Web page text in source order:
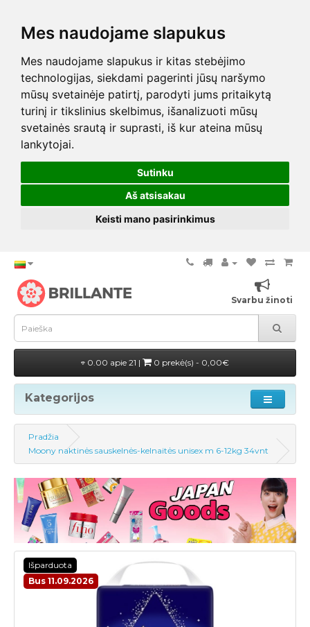
Mes naudojame slapukus
Mes naudojame slapukus ir kitas stebėjimo
technologijas, siekdami pagerinti jūsų naršymo
mūsų svetainėje patirtį, parodyti jums pritaikytą
turinį ir tikslinius skelbimus, išanalizuoti mūsų
svetainės srautą ir suprasti, iš kur ateina mūsų
lankytojai.
Sutinku
Aš atsisakau
Keisti mano pasirinkimus
Svarbu žinoti
0.00 apie 21 | 0 prekė(s) - 0,00€
Kategorijos
Pradžia
Moony naktinės sauskelnės-kelnaitės unisex m 6-12kg 34vnt
Išparduota
Bus 11.09.2026